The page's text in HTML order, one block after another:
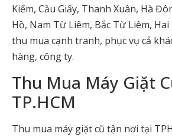
Kiếm, Cầu Giấy, Thanh Xuân, Hà
Hồ, Nam Từ Liêm, Bắc Từ Liêm,
thu mua cạnh tranh, phục vụ cả
hàng, công ty.
Thu Mua Máy Giặt
TP.HCM
Thu mua máy giặt cũ tận nơi tại